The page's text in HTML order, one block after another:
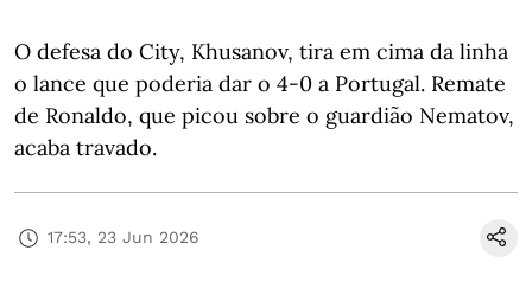
O defesa do City, Khusanov, tira em cima da linha
o lance que poderia dar o 4-0 a Portugal. Remate
de Ronaldo, que picou sobre o guardião Nematov,
acaba travado.
17:53, 23 Jun 2026